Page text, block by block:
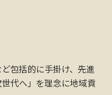
包括的に手掛け、先進
代へ」を理念に地域貢